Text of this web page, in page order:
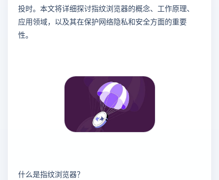
投时。本文将详细探讨指纹浏览器的概念、工作原理、
应用领域，以及其在保护网络隐私和安全方面的重要
性。
什么是指纹浏览器？